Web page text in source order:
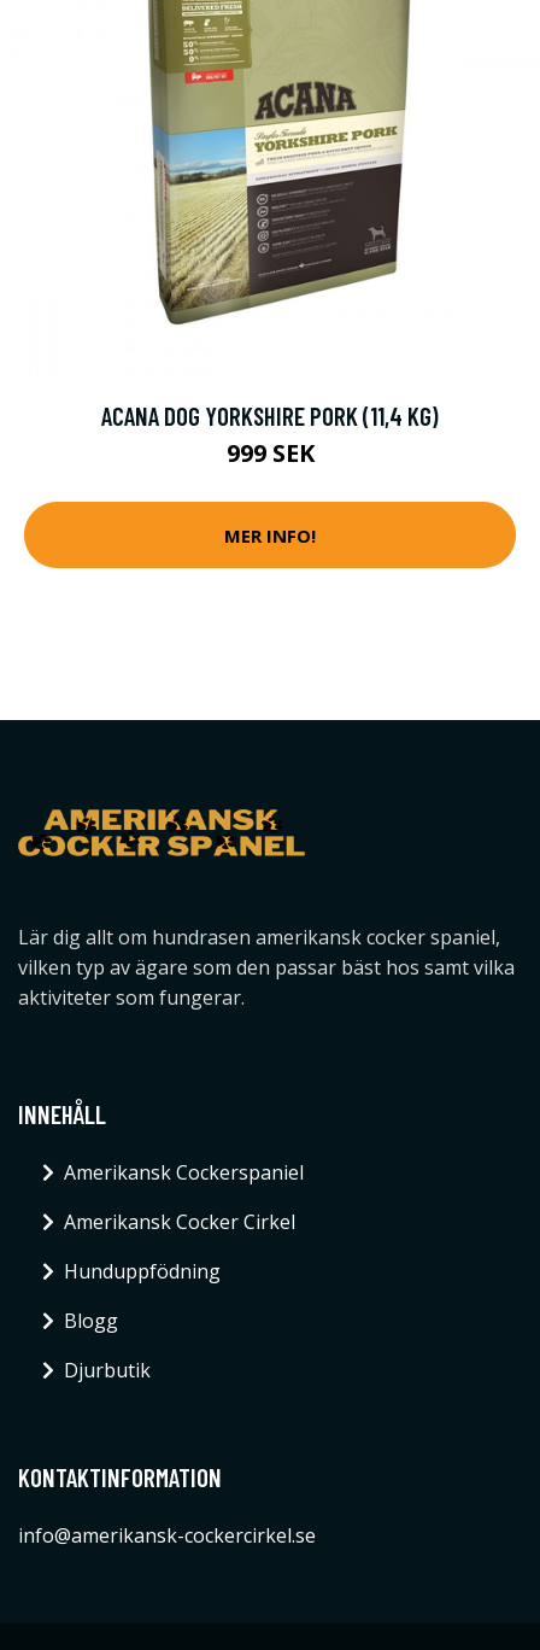
ACANA DOG YORKSHIRE PORK (11,4 KG)
999 SEK
MER INFO!
Lär dig allt om hundrasen amerikansk cocker spaniel,
vilken typ av ägare som den passar bäst hos samt vilka
aktiviteter som fungerar.
INNEHÅLL
Amerikansk Cockerspaniel
Amerikansk Cocker Cirkel
Hunduppfödning
Blogg
Djurbutik
KONTAKTINFORMATION
info@amerikansk-cockercirkel.se